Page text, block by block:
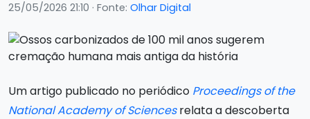
25/05/2026 21:10 · Fonte: Olhar Digital
Um artigo publicado no periódico Proceedings of the
National Academy of Sciencesrelata a descoberta